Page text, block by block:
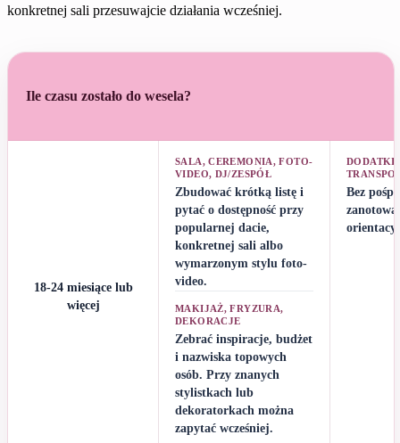
konkretnej sali przesuwajcie działania wcześniej.
Ile czasu zostało do wesela?
18-24 miesiące lub
więcej
SALA, CEREMONIA, FOTO-
VIDEO, DJ/ZESPÓŁ
Zbudować krótką listę i
pytać o dostępność przy
popularnej dacie,
konkretnej sali albo
wymarzonym stylu foto-
video.
MAKIJAŻ, FRYZURA,
DEKORACJE
Zebrać inspiracje, budżet
i nazwiska topowych
osób. Przy znanych
stylistkach lub
dekoratorkach można
zapytać wcześniej.
DODATKI,
Bez